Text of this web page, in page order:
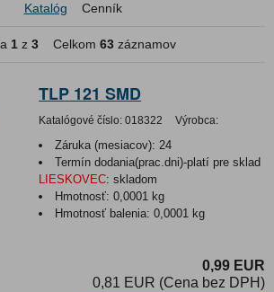
Katalóg Cenník
1 z 3 Celkom 63 záznamov
TLP 121 SMD
Katalógové číslo: 018322 Výrobca:
Záruka (mesiacov): 24
Termín dodania(prac.dni)-platí pre sklad
LIESKOVEC: skladom
Hmotnosť:0,0001 kg
Hmotnosť balenia:0,0001 kg
0,99 EUR
0,81 EUR (Cena bez DPH)